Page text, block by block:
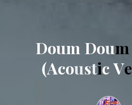
Doum Doum
(Acoustic Ve